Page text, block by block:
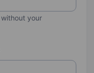
your